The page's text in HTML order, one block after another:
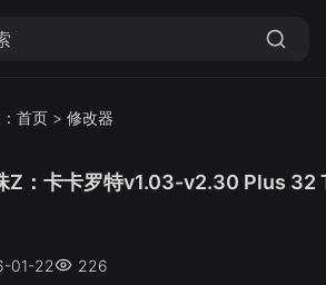
首页 > 修改器
Z：卡卡罗特v1.03-v2.30 Plus 32
01-22 226